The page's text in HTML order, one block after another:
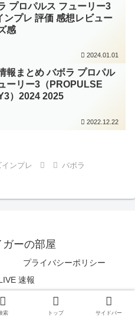
プロパルス フューリー3
ンプレ 評価 感想レビュー
感
2024.01.01
報まとめ バボラ プロパル
ーリー3（PROPULSE
）2024 2025
2022.12.22
ンプレ バボラ
ーの部屋
プライバシーポリシー
速報
イガーの部屋.
索 トップ サイドバー